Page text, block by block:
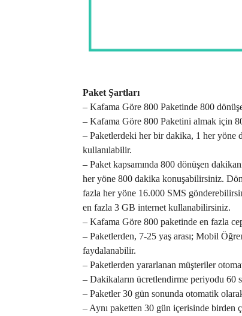
Paket Şartları
– Kafama Göre 800 Paketinde 800
– Kafama Göre 800 Paketini almak için
– Paketlerdeki her bir dakika, 1 her yöne
kullanılabilir.
– Paket kapsamında 800 dönüşen
her yöne 800 dakika konuşabilirsiniz.
fazla her yöne 16.000 SMS
en fazla 3 GB internet kullanabilirsiniz.
– Kafama Göre 800 paketinde en fazla
– Paketlerden, 7-25 yaş arası; Mobil
faydalanabilir.
– Paketlerden yararlanan müşteriler
– Dakikaların ücretlendirme periyodu 60
– Paketler 30 gün sonunda otomatik
– Aynı paketten 30 gün içerisinde birden